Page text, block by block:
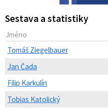
Sestava a statistiky
Jméno
Tomáš Ziegelbauer
Jan Čada
Filip Karkulín
Tobias Katolický